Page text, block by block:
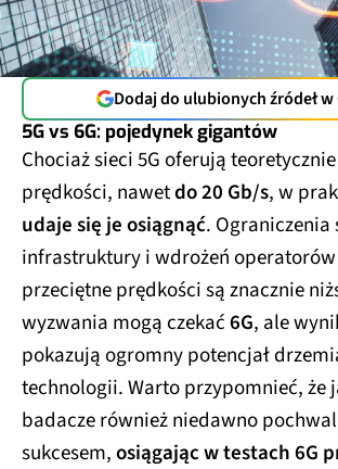
Dodaj do ulubionych źródeł w
5G vs 6G: pojedynek gigantów
Chociaż sieci 5G oferują
prędkości, nawetdo 20 Gb/s, w
udaje się je osiągnąć.
infrastruktury i wdrożeń
przeciętne prędkości są znacznie
wyzwania mogą czekać6G, ale
pokazują ogromny potencjał
technologii. Warto przypomnieć, że
badacze również niedawno
sukcesem,osiągając w testach 6G